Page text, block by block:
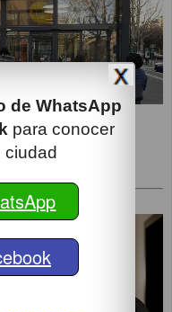
de WhatsApp
para conocer
ciudad
la
empleados